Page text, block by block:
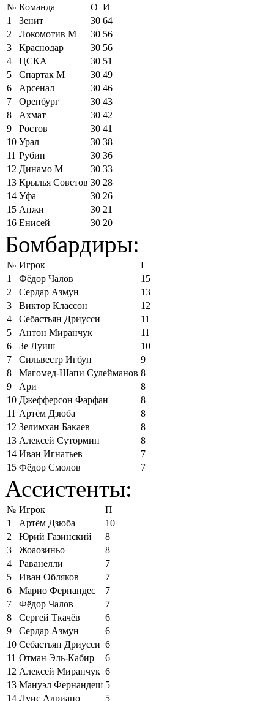
№ Команда О И
1
Зенит 30 64
2
Локомотив М 30 56
3
Краснодар 30 56
4
ЦСКА 30 51
5
Спартак М 30 49
6
Арсенал 30 46
7
Оренбург 30 43
8
Ахмат 30 42
9
Ростов 30 41
10 Урал 30 38
11 Рубин 30 36
12 Динамо М 30 33
13 Крылья Советов 30 28
14 Уфа 30 26
15 Анжи 30 21
16 Енисей 30 20
Бомбардиры:
№ Игрок
Г
1
Фёдор Чалов
15
2
Сердар Азмун
13
3
Виктор Классон
12
4
Себастьян Дриусси
11
5
Антон Миранчук
11
6
Зе Луиш
10
7
Сильвестр Игбун
9
8
Магомед-Шапи Сулейманов 8
9
Ари
8
10 Джефферсон Фарфан
8
11 Артём Дзюба
8
12 Зелимхан Бакаев
8
13 Алексей Сутормин
8
14 Иван Игнатьев
7
15 Фёдор Смолов 7
Ассистенты:
№ Игрок
П
1
Артём Дзюба
10
2
Юрий Газинский
8
3
Жоаозиньо
8
4
Раванелли
7
5
Иван Обляков
7
6
Марио Фернандес
7
7
Фёдор Чалов
7
8
Сергей Ткачёв
6
9
Сердар Азмун
6
10 Себастьян Дриусси 6
11 Отман Эль-Кабир
6
12 Алексей Миранчук 6
13 Мануэл Фернандеш 5
14 Луис Адриано 5